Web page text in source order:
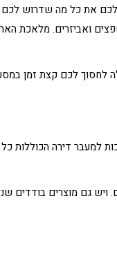
את כל מה שדרוש
ואביזרים. מלאכת
לחסוך לכם קצת זמן
למעבר דירה הכוללות
גם מוצרים בודדים